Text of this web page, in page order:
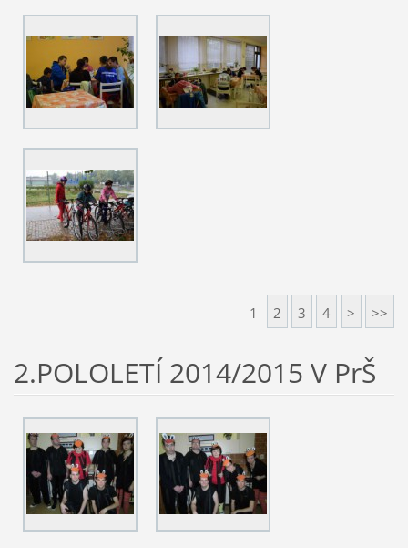
1 2 3 4 > >>
2.POLOLETÍ 2014/2015 V PrŠ